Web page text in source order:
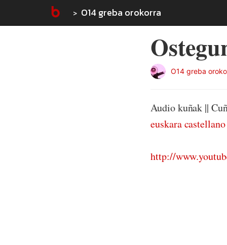
O14 greba orokorra
O14 greba
Audio kuñak ||
euskara castellano
http://